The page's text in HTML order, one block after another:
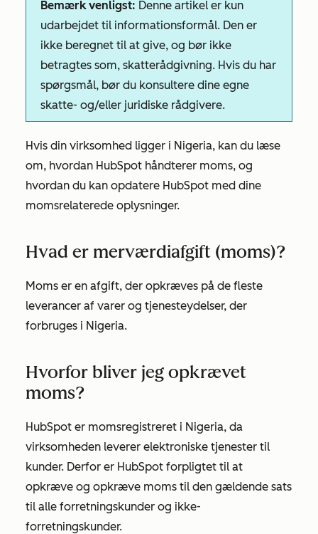
Bemærk venligst: Denne artikel er kun
udarbejdet til informationsformål. Den er
ikke beregnet til at give, og bør ikke
betragtes som, skatterådgivning. Hvis du har
spørgsmål, bør du konsultere dine egne
skatte- og/eller juridiske rådgivere.
Hvis din virksomhed ligger i Nigeria, kan du læse
om, hvordan HubSpot håndterer moms, og
hvordan du kan opdatere HubSpot med dine
momsrelaterede oplysninger.
Hvad er merværdiafgift (moms)?
Moms er en afgift, der opkræves på de fleste
leverancer af varer og tjenesteydelser, der
forbruges i Nigeria.
Hvorfor bliver jeg opkrævet
moms?
HubSpot er momsregistreret i Nigeria, da
virksomheden leverer elektroniske tjenester til
kunder. Derfor er HubSpot forpligtet til at
opkræve og opkræve moms til den gældende sats
til alle forretningskunder og ikke-
forretningskunder.